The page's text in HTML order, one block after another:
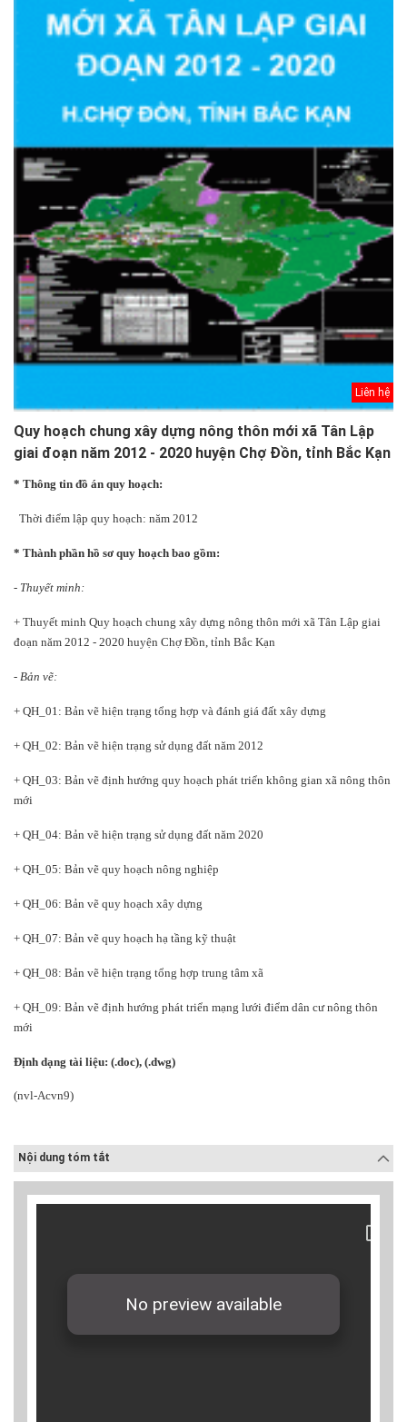
Liên hệ
Quy hoạch chung xây dựng nông thôn mới xã Tân Lập
giai đoạn năm 2012 - 2020 huyện Chợ Đồn, tỉnh Bắc Kạn
* Thông tin đồ án quy hoạch:
Thời điểm lập quy hoạch: năm 2012
* Thành phần hồ sơ quy hoạch bao gồm:
- Thuyết minh:
+ Thuyết minh Quy hoạch chung xây dựng nông thôn mới xã Tân Lập giai
đoạn năm 2012 - 2020 huyện Chợ Đồn, tỉnh Bắc Kạn
- Bản vẽ:
+ QH_01: Bản vẽ hiện trạng tổng hợp và đánh giá đất xây dựng
+ QH_02: Bản vẽ hiện trạng sử dụng đất năm 2012
+ QH_03: Bản vẽ định hướng quy hoạch phát triển không gian xã nông thôn
mới
+ QH_04: Bản vẽ hiện trạng sử dụng đất năm 2020
+ QH_05: Bản vẽ quy hoạch nông nghiệp
+ QH_06: Bản vẽ quy hoạch xây dựng
+ QH_07: Bản vẽ quy hoạch hạ tầng kỹ thuật
+ QH_08: Bản vẽ hiện trạng tổng hợp trung tâm xã
+ QH_09: Bản vẽ định hướng phát triển mạng lưới điểm dân cư nông thôn
mới
Định dạng tài liệu: (.doc), (.dwg)
(nvl-Acvn9)
Nội dung tóm tắt